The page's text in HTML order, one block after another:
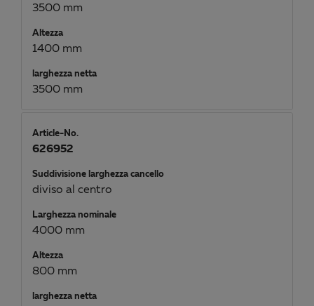
3500 mm
Altezza
1400 mm
larghezza netta
3500 mm
Article-No.
626952
Suddivisione larghezza cancello
diviso al centro
Larghezza nominale
4000 mm
Altezza
800 mm
larghezza netta